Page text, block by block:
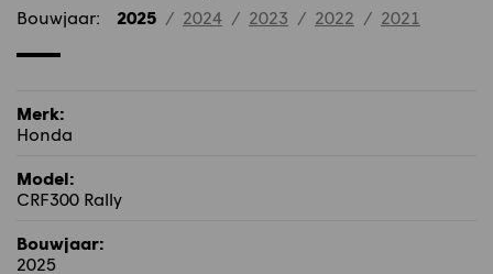
Bouwjaar: 2025 / 2024 / 2023 / 2022 / 2021
Merk:
Honda
Model:
CRF300 Rally
Bouwjaar:
2025